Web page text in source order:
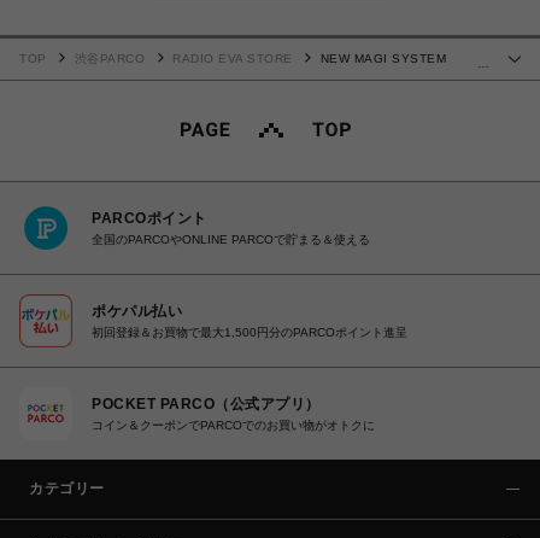
TOP 渋谷PARCO RADIO EVA STORE
NEW MAGI SYSTEM
PARCOポイント
全国のPARCOやONLINE PARCOで貯まる＆使える
ポケパル払い
初回登録＆お買物で最大1,500円分のPARCOポイント進呈
POCKET PARCO（公式アプリ）
コイン＆クーポンでPARCOでのお買い物がオトクに
カテゴリー